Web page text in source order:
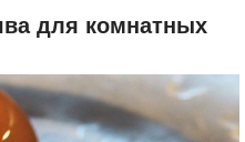
для комнатных